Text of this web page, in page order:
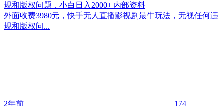
规和版权问题，小白日入2000+ 内部资料
外面收费3980元，快手无人直播影视剧最牛玩法，无视任何违
规和版权问...
2年前 174